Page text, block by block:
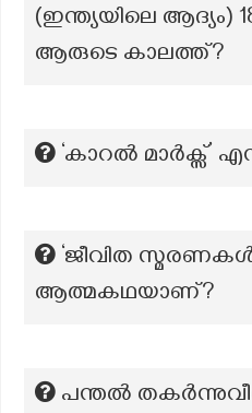
(ഇന്ത്യയിലെ ആദ്യം)
ആരുടെ കാലത്ത്?
‘കാറല്‍ മാർക്സ്’
‘ജീവിത
ആത്മകഥയാണ്?
പന്തൽ